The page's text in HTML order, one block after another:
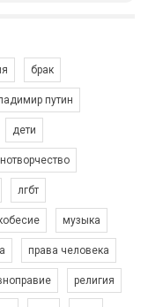
Зупинимо насильство проти ЛГБТ в Україні! Stop violence against LGBT in Ukraine!
PACT, який
з протидії
брак
путин
дети
лгбт
музыка
права человека
религия